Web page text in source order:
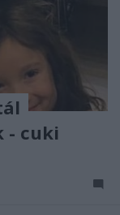
- cuki